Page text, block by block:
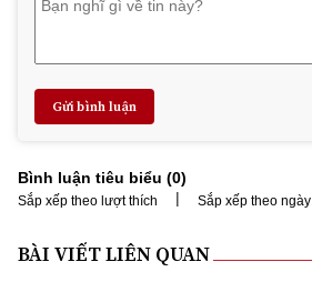
Gửi bình luận
Bình luận tiêu biểu (0)
Sắp xếp theo lượt thích | Sắp xếp theo ngày
BÀI VIẾT LIÊN QUAN